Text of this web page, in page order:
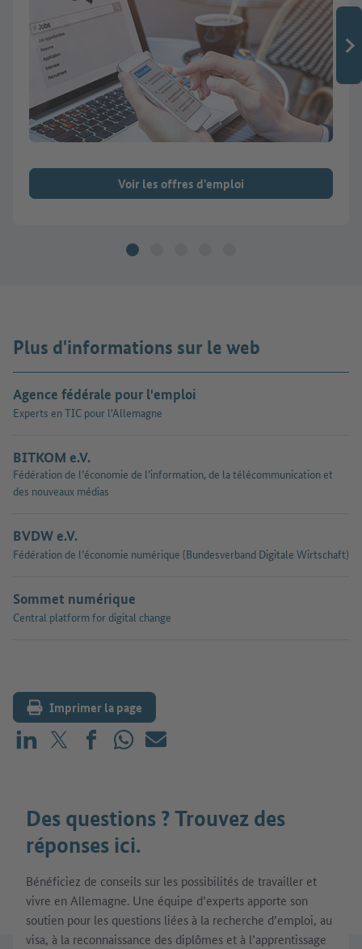
Voir les offres d'emploi
Plus d'informations sur le web
Agence fédérale pour l'emploi
Experts en TIC pour l'Allemagne
BITKOM e.V.
Fédération de l’économie de l’information, de la télécommunication et
des nouveaux médias
BVDW e.V.
Fédération de l’économie numérique (Bundesverband Digitale Wirtschaft)
Sommet numérique
Central platform for digital change
Imprimer la page
Partager sur LinkedIn
Partager sur X (avant : Twitter)
Partager sur Facebook
Partager sur WhatsApp
E-mail
Des questions ? Trouvez des
réponses ici.
Bénéficiez de conseils sur les possibilités de travailler et
vivre en Allemagne. Une équipe d’experts apporte son
soutien pour les questions liées à la recherche d’emploi, au
visa, à la reconnaissance des diplômes et à l’apprentissage